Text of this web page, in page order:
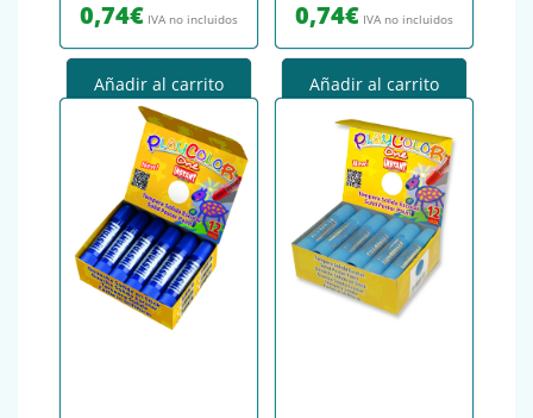
0,74€ IVA no incluidos
Añadir al carrito
0,74€ IVA no incluidos
Añadir al carrito